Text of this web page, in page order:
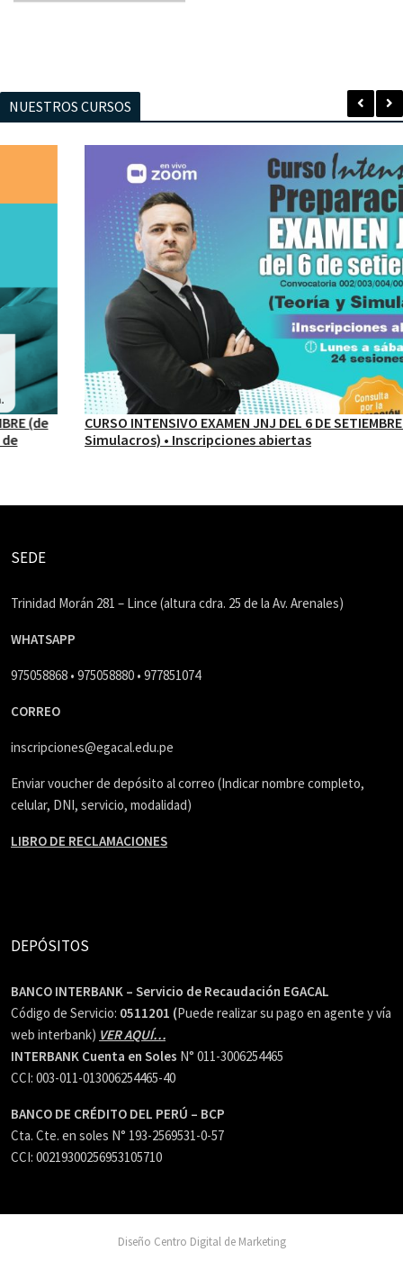
NUESTROS CURSOS
CURSO INTENSIVO EXAMEN JNJ DEL 6 DE SETIEMBRE (Teoría y
Simulacros) • Inscripciones abiertas
SEDE
Trinidad Morán 281 – Lince (altura cdra. 25 de la Av. Arenales)
WHATSAPP
975058868 • 975058880 • 977851074
CORREO
inscripciones@egacal.edu.pe
Enviar voucher de depósito al correo (Indicar nombre completo,
celular, DNI, servicio, modalidad)
LIBRO DE RECLAMACIONES
DEPÓSITOS
BANCO INTERBANK – Servicio de Recaudación EGACAL
Código de Servicio: 0511201 (Puede realizar su pago en agente y vía
web interbank) VER AQUÍ…
INTERBANK Cuenta en Soles N° 011-3006254465
CCI: 003-011-013006254465-40
BANCO DE CRÉDITO DEL PERÚ – BCP
Cta. Cte. en soles N° 193-2569531-0-57
CCI: 00219300256953105710
Diseño Centro Digital de Marketing